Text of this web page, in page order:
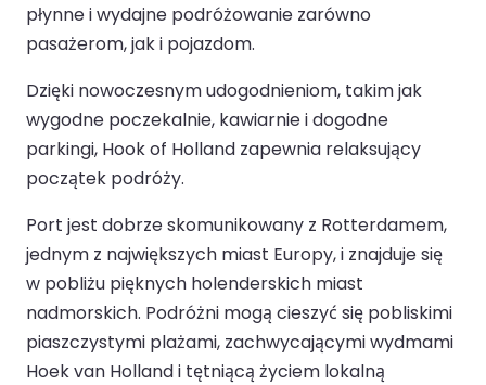
płynne i wydajne podróżowanie zarówno
pasażerom, jak i pojazdom.
Dzięki nowoczesnym udogodnieniom, takim jak
wygodne poczekalnie, kawiarnie i dogodne
parkingi, Hook of Holland zapewnia relaksujący
początek podróży.
Port jest dobrze skomunikowany z Rotterdamem,
jednym z największych miast Europy, i znajduje się
w pobliżu pięknych holenderskich miast
nadmorskich. Podróżni mogą cieszyć się pobliskimi
piaszczystymi plażami, zachwycającymi wydmami
Hoek van Holland i tętniącą życiem lokalną